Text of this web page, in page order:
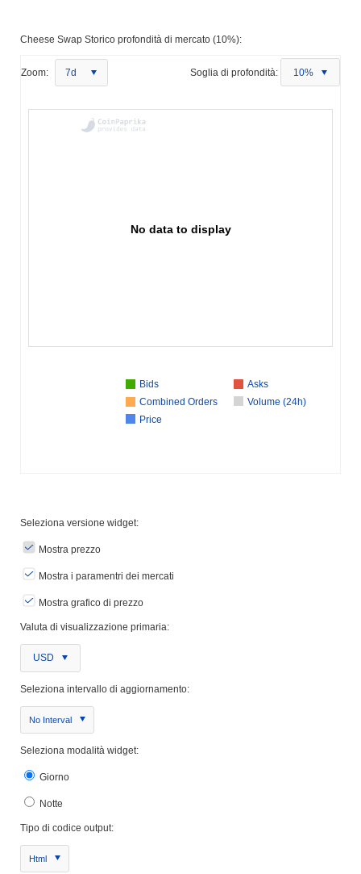
Cheese Swap Storico profondità di mercato (10%):
Zoom: 7d Soglia di profondità: 10%
No data to display
Bids
Asks
Combined Orders
Volume (24h)
Price
Seleziona versione widget:
Mostra prezzo
Mostra i paramentri dei mercati
Mostra grafico di prezzo
Valuta di visualizzazione primaria:
USD
Seleziona intervallo di aggiornamento:
No Interval
Seleziona modalità widget:
Giorno
Notte
Tipo di codice output:
Html